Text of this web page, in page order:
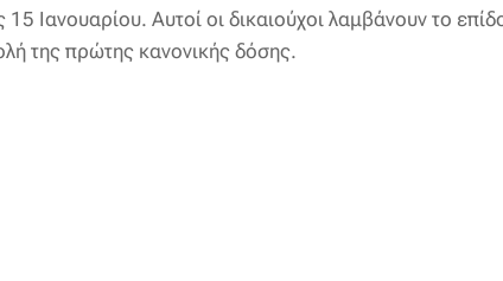
15 Ιανουαρίου. Αυτοί οι δικαιούχοι λαμβάνουν το
της πρώτης κανονικής δόσης.